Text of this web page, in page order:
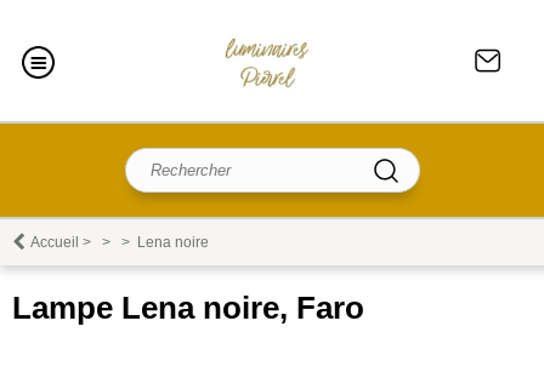
Accueil > > > Lena noire
Lampe Lena noire, Faro